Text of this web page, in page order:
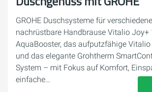
GROHE Duschsysteme für
nachrüstbare Handbrause Vitalio Joy+
AquaBooster, das aufputzfähige
und das elegante Grohtherm
System – mit Fokus auf Komfort,
einfache…